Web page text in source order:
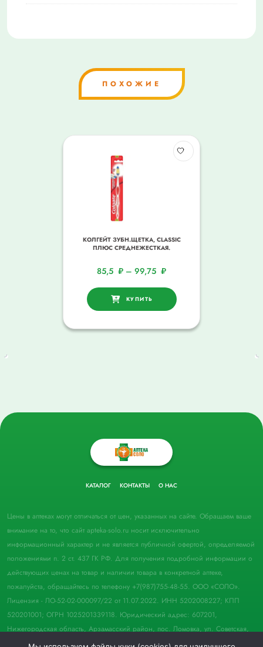
ПОХОЖИЕ
КОЛГЕЙТ ЗУБН.ЩЕТКА, CLASSIC
ПЛЮС СРЕДНЕЖЕСТКАЯ.
85,5 ₽ – 99,75 ₽
КУПИТЬ
КАТАЛОГ КОНТАКТЫ О НАС
Цены в аптеках могут отличаться от цен, указанных на сайте. Обращаем ваше
внимание на то, что сайт apteka-solo.ru носит исключительно
информационный характер и не является публичной офертой, определяемой
положениями п. 2 ст. 437 ГК РФ. Для получения подробной информации о
действующих ценах на товар и наличии товара в конкретной аптеке,
пожалуйста, обращайтесь по телефону +7(987)755-48-55. ООО «СОЛО».
Лицензия - ЛО-52-02-000097/22 от 11.07.2022. ИНН 5202008227; КПП
520201001; ОГРН 1025201339118. Юридический адрес: 607201,
Нижегородская область, Арзамасский район, пос. Ломовка, ул. Советская,
д. 33, пом. 21.